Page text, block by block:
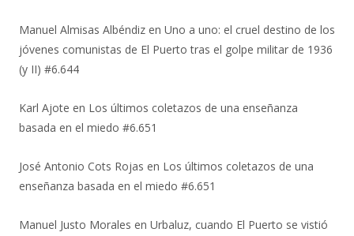
Manuel Almisas Albéndiz en Uno a uno: el cruel destino de los
jóvenes comunistas de El Puerto tras el golpe militar de 1936
(y II) #6.644
Karl Ajote en Los últimos coletazos de una enseñanza
basada en el miedo #6.651
José Antonio Cots Rojas en Los últimos coletazos de una
enseñanza basada en el miedo #6.651
Manuel Justo Morales en Urbaluz, cuando El Puerto se vistió